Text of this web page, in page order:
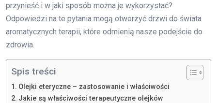
przynieść i w jaki sposób można je wykorzystać?
Odpowiedzi na te pytania mogą otworzyć drzwi do świata
aromatycznych terapii, które odmienią nasze podejście do
zdrowia.
Spis treści
Olejki eteryczne – zastosowanie i właściwości
Jakie są właściwości terapeutyczne olejków